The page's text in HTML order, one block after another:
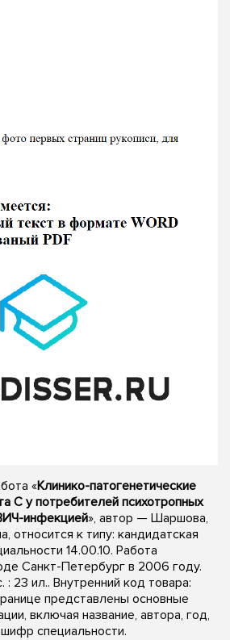
«Клинико-патогенетические
С у потребителей психотропных
инфекцией», автор — Шаршова,
относится к типу: кандидатская
14.00.10. Работа
Санкт-Петербург в 2006 году.
23 ил.. Внутренний код товара:
представлены основные
включая название, автора, год,
специальности.